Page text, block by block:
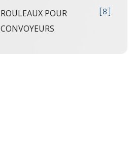
ROULEAUX POUR
CONVOYEURS
8